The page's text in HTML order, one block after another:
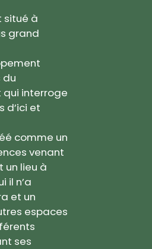
situé à
grand
du
interroge
d’ici et
comme un
venant
un lieu à
il n’a
et un
espaces
ses